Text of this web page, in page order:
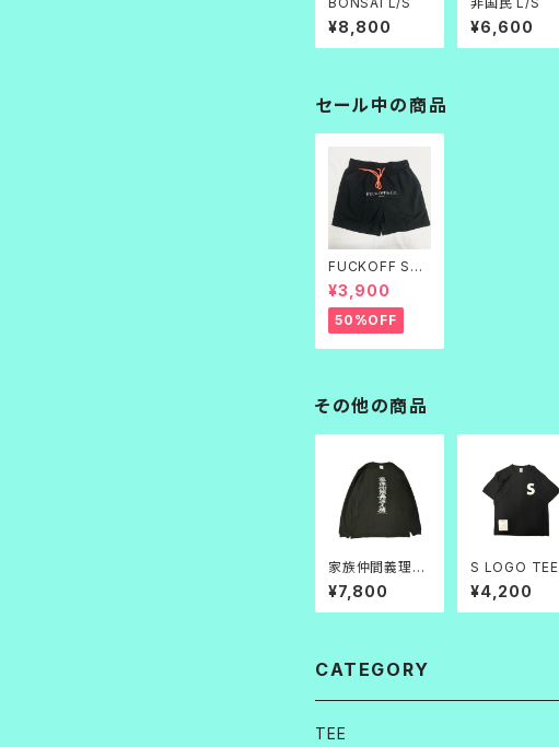
¥8,800 ¥6,600
セール中の商品
FUCKOFF SWI
M PANTS 黒刺
繍
¥3,900
50%OFF
その他の商品
家族仲間義理人
情 L/S 黒×白
¥7,800
S LOGO TEE
黒×白
¥4,200
CATEGORY
TEE